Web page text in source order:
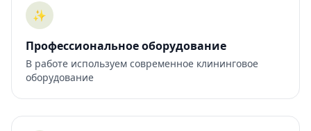
✨
Профессиональное оборудование
В работе используем современное клининговое
оборудование